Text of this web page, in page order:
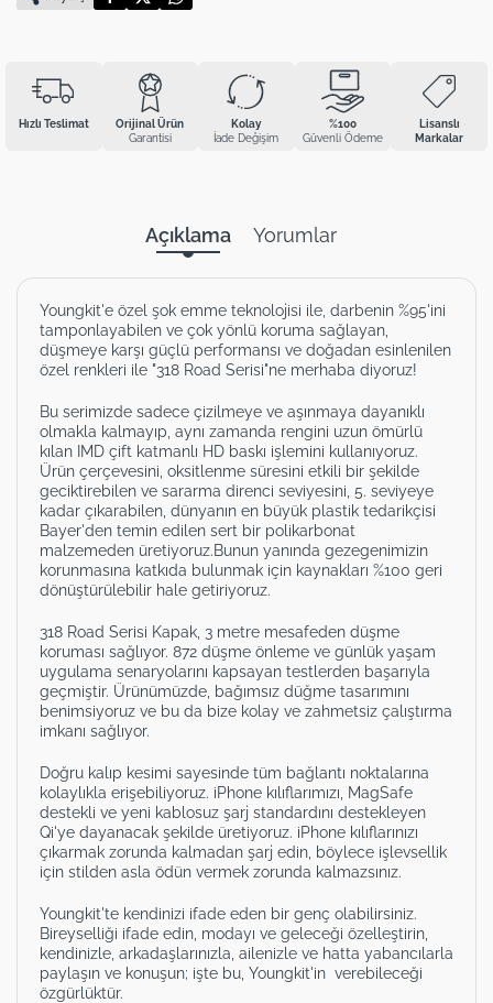
Hızlı Teslimat
Orijinal Ürün
Garantisi
Kolay
İade Değişim
%100
Güvenli Ödeme
Lisanslı
Markalar
Açıklama Yorumlar
Youngkit'e özel şok emme teknolojisi ile, darbenin %95'ini
tamponlayabilen ve çok yönlü koruma sağlayan,
düşmeye karşı güçlü performansı ve doğadan esinlenilen
özel renkleri ile "318 Road Serisi"ne merhaba diyoruz!
Bu serimizde sadece çizilmeye ve aşınmaya dayanıklı
olmakla kalmayıp, aynı zamanda rengini uzun ömürlü
kılan IMD çift katmanlı HD baskı işlemini kullanıyoruz.
Ürün çerçevesini, oksitlenme süresini etkili bir şekilde
geciktirebilen ve sararma direnci seviyesini, 5. seviyeye
kadar çıkarabilen, dünyanın en büyük plastik tedarikçisi
Bayer'den temin edilen sert bir polikarbonat
malzemeden üretiyoruz.Bunun yanında gezegenimizin
korunmasına katkıda bulunmak için kaynakları %100 geri
dönüştürülebilir hale getiriyoruz.
318 Road Serisi Kapak, 3 metre mesafeden düşme
koruması sağlıyor. 872 düşme önleme ve günlük yaşam
uygulama senaryolarını kapsayan testlerden başarıyla
geçmiştir. Ürünümüzde, bağımsız düğme tasarımını
benimsiyoruz ve bu da bize kolay ve zahmetsiz çalıştırma
imkanı sağlıyor.
Doğru kalıp kesimi sayesinde tüm bağlantı noktalarına
kolaylıkla erişebiliyoruz. iPhone kılıflarımızı, MagSafe
destekli ve yeni kablosuz şarj standardını destekleyen
Qi'ye dayanacak şekilde üretiyoruz. iPhone kılıflarınızı
çıkarmak zorunda kalmadan şarj edin, böylece işlevsellik
için stilden asla ödün vermek zorunda kalmazsınız.
Youngkit'te kendinizi ifade eden bir genç olabilirsiniz.
Bireyselliği ifade edin, modayı ve geleceği özelleştirin,
kendinizle, arkadaşlarınızla, ailenizle ve hatta yabancılarla
paylaşın ve konuşun; işte bu, Youngkit'in verebileceği
özgürlüktür.